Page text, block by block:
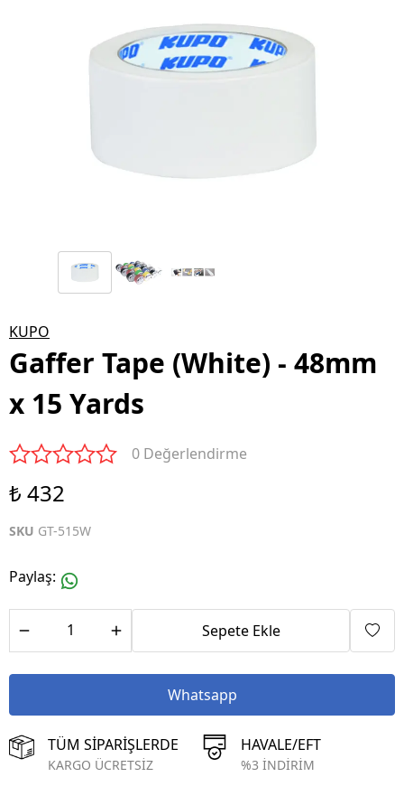
KUPO
Gaffer Tape (White) - 48mm
x 15 Yards
0 Değerlendirme
₺ 432
SKU GT-515W
Paylaş:
Sepete Ekle
Whatsapp
TÜM SİPARİŞLERDE
KARGO ÜCRETSİZ
HAVALE/EFT
%3 İNDİRİM